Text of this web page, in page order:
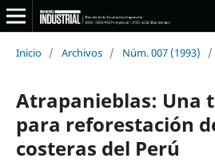
Inicio / Archivos / Núm. 007 (1993) /
Atrapanieblas: Una
para reforestación
costeras del Perú